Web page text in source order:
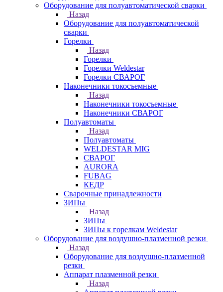
Оборудование для полуавтоматической сварки
Назад
Оборудование для полуавтоматической
сварки
Горелки
Назад
Горелки
Горелки Weldestar
Горелки СВАРОГ
Наконечники токосъемные
Назад
Наконечники токосъемные
Наконечники СВАРОГ
Полуавтоматы
Назад
Полуавтоматы
WELDESTAR MIG
СВАРОГ
AURORA
FUBAG
КЕДР
Сварочные принадлежности
ЗИПы
Назад
ЗИПы
ЗИПы к горелкам Weldestar
Оборудование для воздушно-плазменной резки
Назад
Оборудование для воздушно-плазменной
резки
Аппарат плазменной резки
Назад